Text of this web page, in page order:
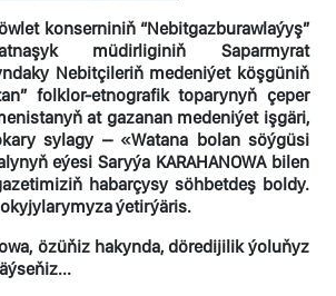
konserniniň “Nebitgazburawlaýyş”
müdirliginiň Saparmyrat
Nebitçileriň medeniýet köşgüniň
folklor-etnografik toparynyň çeper
at gazanan medeniýet işgäri,
sylagy – «Watana bolan söýgüsi
eýesi Saryýa KARAHANOWA bilen
habarçysy söhbetdeş boldy.
ýetirýäris.
özüňiz hakynda, döredijilik ýoluňyz